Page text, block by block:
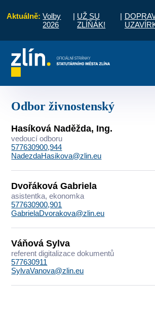
Aktuálně: Volby
2026
| UŽ SU
ZLÍŇÁK!
|
vyřídit Potřebuji zaplatit
Odbor živnostenský
Hasíková Naděžda, Ing.
vedoucí odboru
577630900,944
NadezdaHasikova@zlin.eu
Dvořáková Gabriela
asistentka, ekonomka
577630900,901
GabrielaDvorakova@zlin.eu
Váňová Sylva
referent digitalizace dokumentů
577630911
SylvaVanova@zlin.eu